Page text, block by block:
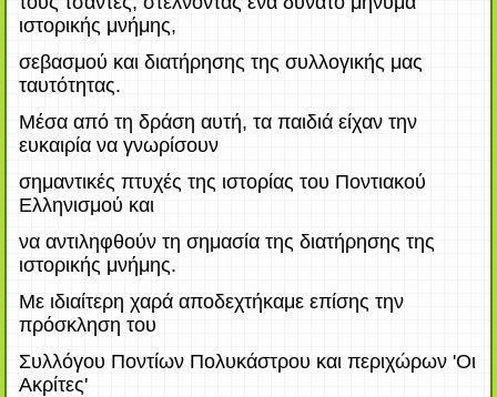
ιστορικής μνήμης,
σεβασμού και διατήρησης της συλλογικής μας
ταυτότητας.
Μέσα από τη δράση αυτή, τα παιδιά είχαν την
ευκαιρία να γνωρίσουν
σημαντικές πτυχές της ιστορίας του Ποντιακού
Ελληνισμού και
να αντιληφθούν τη σημασία της διατήρησης της
ιστορικής μνήμης.
Με ιδιαίτερη χαρά αποδεχτήκαμε επίσης την
πρόσκληση του
Συλλόγου Ποντίων Πολυκάστρου και περιχώρων 'Οι
Ακρίτες'